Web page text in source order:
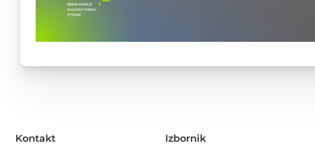
Kontakt Izbornik